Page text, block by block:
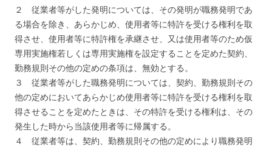
２ 従業者等がした発明については、その発明が職務発明であ
る場合を除き、あらかじめ、使用者等に特許を受ける権利を取
得させ、使用者等に特許権を承継させ、又は使用者等のため仮
専用実施権若しくは専用実施権を設定することを定めた契約、
勤務規則その他の定めの条項は、無効とする。
３ 従業者等がした職務発明については、契約、勤務規則その
他の定めにおいてあらかじめ使用者等に特許を受ける権利を取
得させることを定めたときは、その特許を受ける権利は、その
発生した時から当該使用者等に帰属する。
４ 従業者等は、契約、勤務規則その他の定めにより職務発明